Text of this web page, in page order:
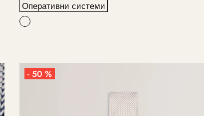
Оперативни системи
- 50 %